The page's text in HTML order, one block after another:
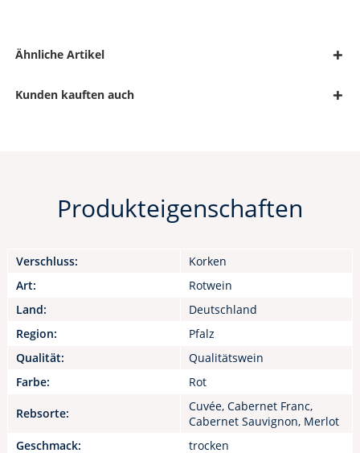
Ähnliche Artikel
Kunden kauften auch
Produkteigenschaften
Verschluss:
Korken
Art:
Rotwein
Land:
Deutschland
Region:
Pfalz
Qualität:
Qualitätswein
Farbe:
Rot
Rebsorte:
Cuvée, Cabernet Franc,
Cabernet Sauvignon, Merlot
Geschmack:
trocken